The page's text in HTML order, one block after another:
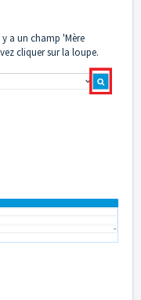
a un champ 'Mère
cliquer sur la loupe.